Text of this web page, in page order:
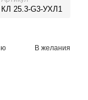
КЛ 25.3-G3-УХЛ1
В желания